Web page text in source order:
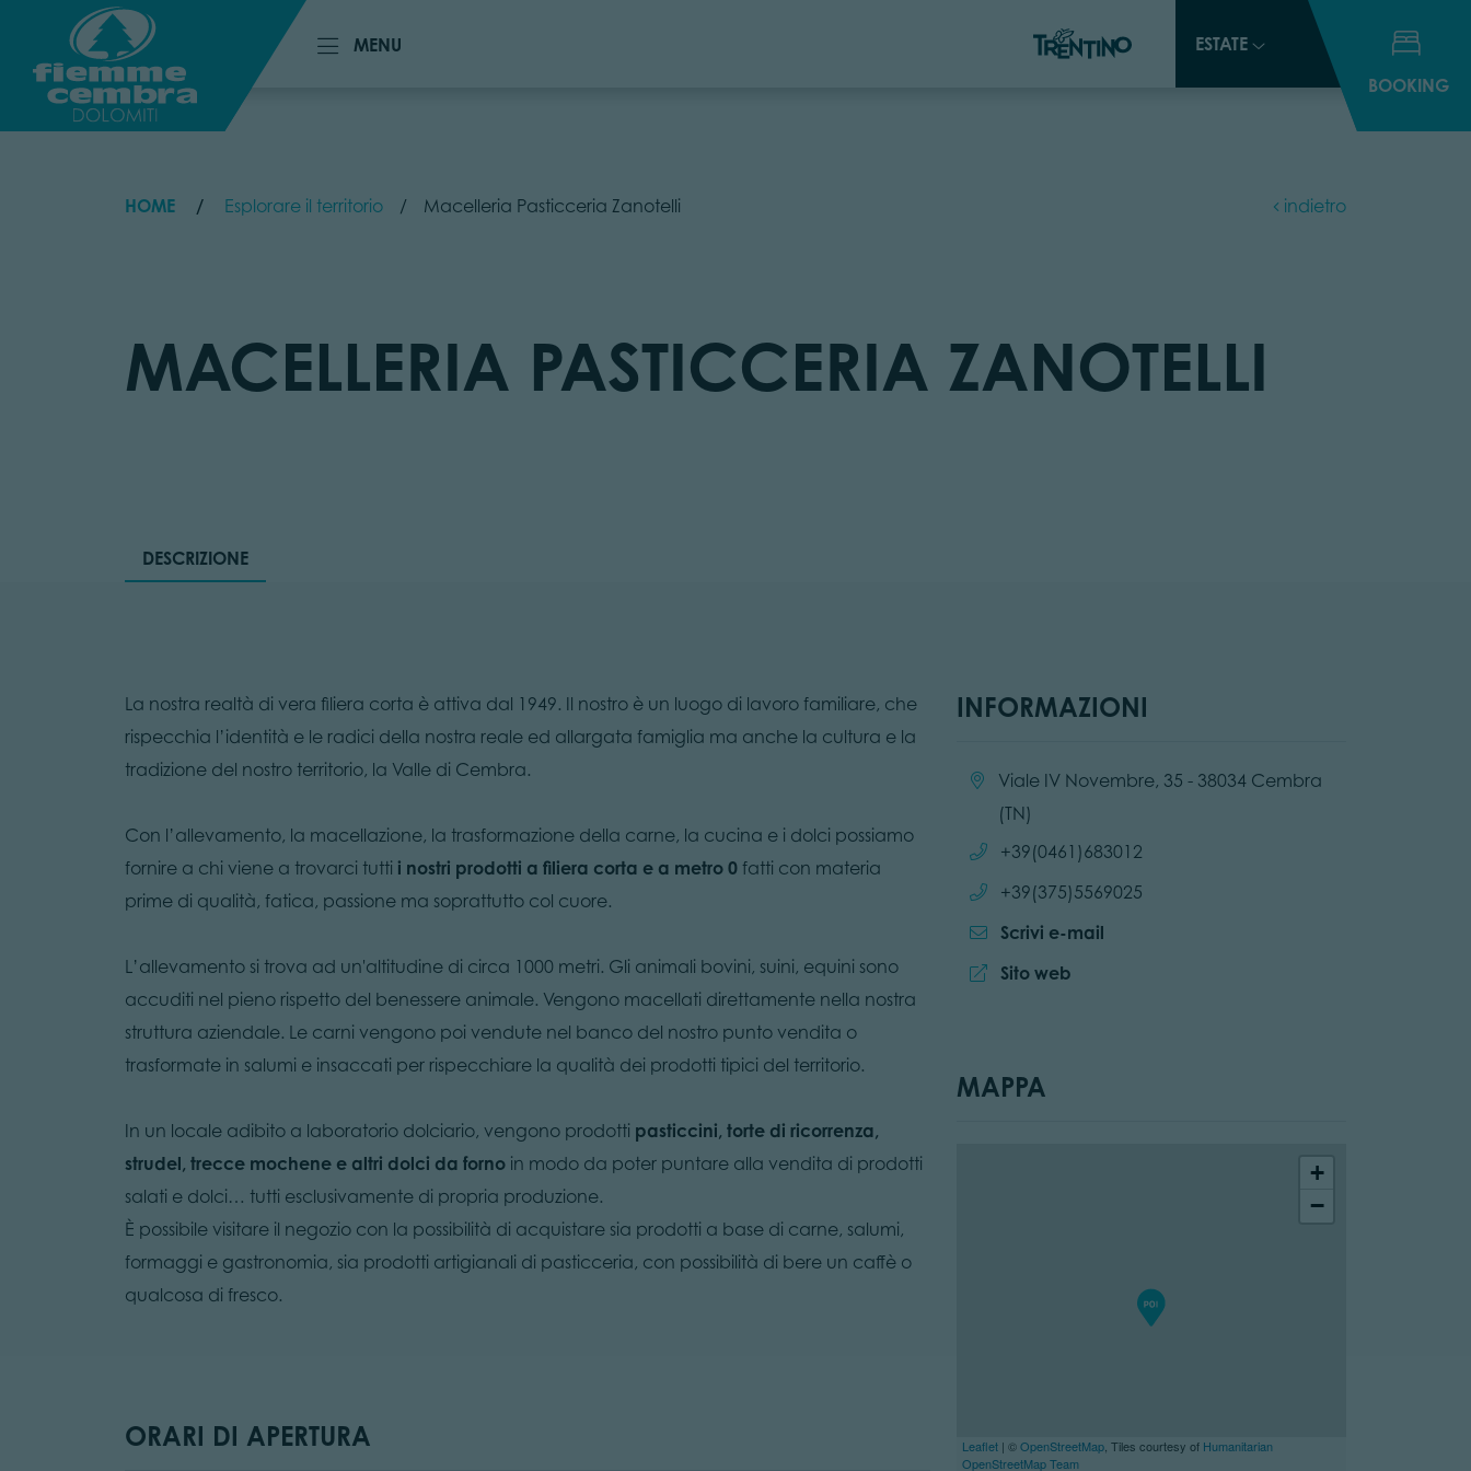
MENU
ESTATE
BOOKING
MENU
ESTATE
BOOKING
HOME Esplorare il territorio Macelleria Pasticceria Zanotelli indietro
MACELLERIA PASTICCERIA ZANOTELLI
DESCRIZIONE
La nostra realtà di vera filiera corta è attiva dal 1949. Il nostro è un luogo di lavoro familiare, che
rispecchia l’identità e le radici della nostra reale ed allargata famiglia ma anche la cultura e la
tradizione del nostro territorio, la Valle di Cembra.
Con l’allevamento, la macellazione, la trasformazione della carne, la cucina e i dolci possiamo
fornire a chi viene a trovarci tutti i nostri prodotti a filiera corta e a metro 0 fatti con materia
prime di qualità, fatica, passione ma soprattutto col cuore.
L’allevamento si trova ad un'altitudine di circa 1000 metri. Gli animali bovini, suini, equini sono
accuditi nel pieno rispetto del benessere animale. Vengono macellati direttamente nella nostra
struttura aziendale. Le carni vengono poi vendute nel banco del nostro punto vendita o
trasformate in salumi e insaccati per rispecchiare la qualità dei prodotti tipici del territorio.
In un locale adibito a laboratorio dolciario, vengono prodotti pasticcini, torte di ricorrenza,
strudel, trecce mochene e altri dolci da forno in modo da poter puntare alla vendita di prodotti
salati e dolci… tutti esclusivamente di propria produzione.
È possibile visitare il negozio con la possibilità di acquistare sia prodotti a base di carne, salumi,
formaggi e gastronomia, sia prodotti artigianali di pasticceria, con possibilità di bere un caffè o
qualcosa di fresco.
ORARI DI APERTURA
INFORMAZIONI
Località:Viale IV Novembre, 35 - 38034 Cembra
(TN)
Chiama:
+39(0461)683012
Chiama:
+39(375)5569025
Scrivi e-mail
Sito web:
Sito web
MAPPA
+
−
Leaflet | ©OpenStreetMap , Tiles courtesy of Humanitarian
OpenStreetMap Team